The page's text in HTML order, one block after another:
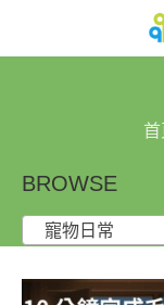
首
BROWSE
寵物日常